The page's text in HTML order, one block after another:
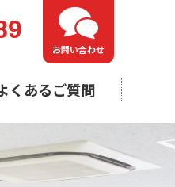
お問い合わせ
くあるご質問